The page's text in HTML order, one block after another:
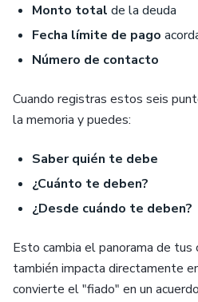
Monto total de la deuda
Fecha límite de pago
Número de contacto
Cuando registras estos seis
la memoria y puedes:
Saber quién te debe
¿Cuánto te deben?
¿Desde cuándo te deben?
Esto cambia el panorama de
también impacta directamente
convierte el "fiado" en un